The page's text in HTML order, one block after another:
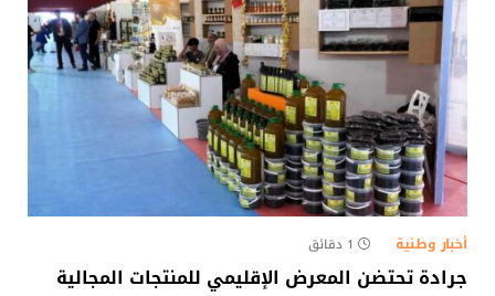
أخبار وطنية 1 دقائق
جرادة تحتضن المعرض الإقليمي للمنتجات المجالية